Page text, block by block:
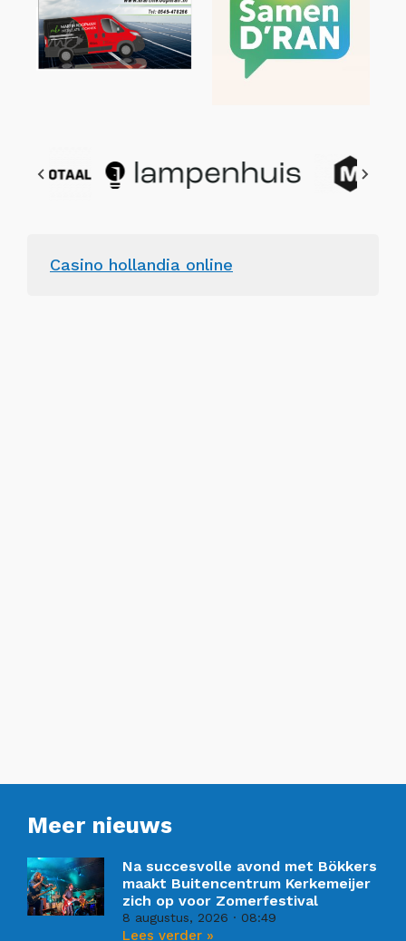
Casino hollandia online
Meer nieuws
Na succesvolle avond met Bökkers
maakt Buitencentrum Kerkemeijer
zich op voor Zomerfestival
8 augustus, 2026 08:49
Lees verder »